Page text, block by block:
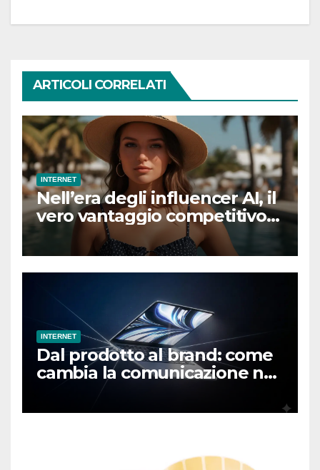
ARTICOLI CORRELATI
INTERNET
Nell’era degli influencer AI, il
vero vantaggio competitivo
sarà essere umani
INTERNET
Dal prodotto al brand: come
cambia la comunicazione nel
mondo hardware